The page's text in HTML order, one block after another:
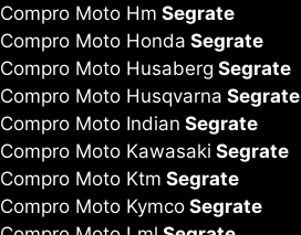
Compro Moto Hm Segrate
Compro Moto Honda Segrate
Compro Moto Husaberg Segrate
Compro Moto Husqvarna Segrate
Compro Moto Indian Segrate
Compro Moto Kawasaki Segrate
Compro Moto Ktm Segrate
Compro Moto Kymco Segrate